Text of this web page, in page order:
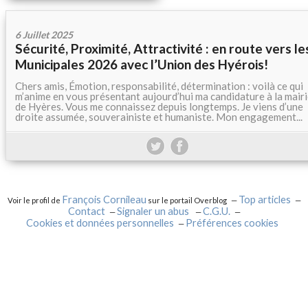
6 Juillet 2025
Sécurité, Proximité, Attractivité : en route vers
Municipales 2026 avec l’Union des Hyérois!
Chers amis, Émotion, responsabilité, détermination : voilà ce qui
m’anime en vous présentant aujourd’hui ma candidature à la
de Hyères. Vous me connaissez depuis longtemps. Je viens d’une
droite assumée, souverainiste et humaniste. Mon engagement...
Voir le profil de François Cornileau sur le portail Overblog
Top articles
Contact
Signaler un abus
C.G.U.
Cookies et données personnelles
Préférences cookies